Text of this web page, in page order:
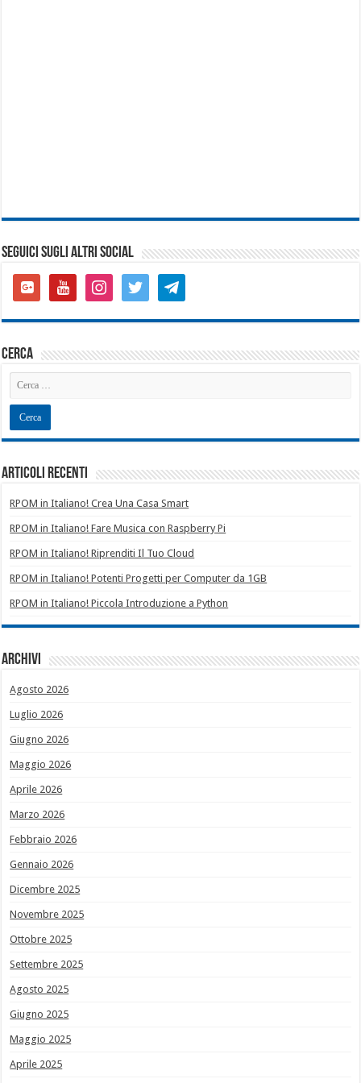
SEGUICI SUGLI ALTRI SOCIAL
google-
plus-
youtube instagramtwitter telegram
cerca
Articoli recenti
RPOM in Italiano! Crea Una Casa Smart
RPOM in Italiano! Fare Musica con Raspberry Pi
RPOM in Italiano! Riprenditi Il Tuo Cloud
RPOM in Italiano! Potenti Progetti per Computer da 1GB
RPOM in Italiano! Piccola Introduzione a Python
Archivi
Agosto 2026
Luglio 2026
Giugno 2026
Maggio 2026
Aprile 2026
Marzo 2026
Febbraio 2026
Gennaio 2026
Dicembre 2025
Novembre 2025
Ottobre 2025
Settembre 2025
Agosto 2025
Giugno 2025
Maggio 2025
Aprile 2025